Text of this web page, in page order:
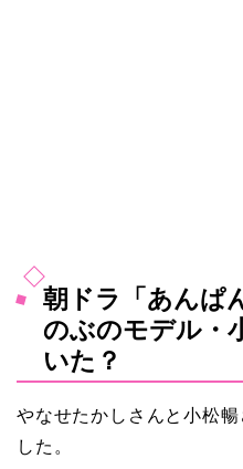
朝ドラ「あんぱ
のぶのモデル・
いた？
やなせたかしさんと小松
した。